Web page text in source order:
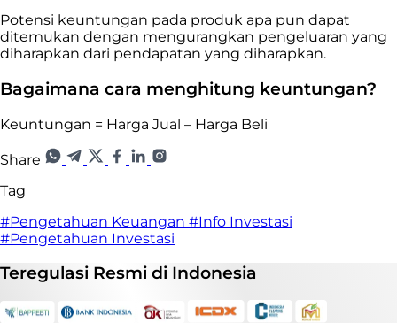
Potensi keuntungan pada produk apa pun dapat
ditemukan dengan mengurangkan pengeluaran yang
diharapkan dari pendapatan yang diharapkan.
Bagaimana cara menghitung keuntungan?
Keuntungan = Harga Jual – Harga Beli
Share
Tag
#Pengetahuan Keuangan #Info Investasi
#Pengetahuan Investasi
Teregulasi Resmi di Indonesia